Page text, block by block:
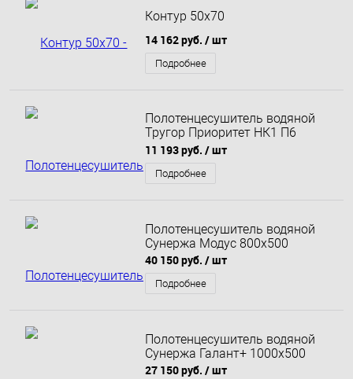
Контур 50х70
14 162 руб. / шт
Подробнее
Полотенцесушитель водяной
Тругор Приоритет НК1 П6
500x800 мм
11 193 руб. / шт
Подробнее
Полотенцесушитель водяной
Сунержа Модус 800х500
40 150 руб. / шт
Подробнее
Полотенцесушитель водяной
Сунержа Галант+ 1000х500
27 150 руб. / шт